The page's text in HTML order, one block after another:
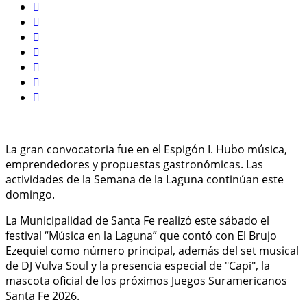
La gran convocatoria fue en el Espigón I. Hubo música,
emprendedores y propuestas gastronómicas. Las
actividades de la Semana de la Laguna continúan este
domingo.
La Municipalidad de Santa Fe realizó este sábado el
festival “Música en la Laguna” que contó con El Brujo
Ezequiel como número principal, además del set musical
de DJ Vulva Soul y la presencia especial de "Capi", la
mascota oficial de los próximos Juegos Suramericanos
Santa Fe 2026.